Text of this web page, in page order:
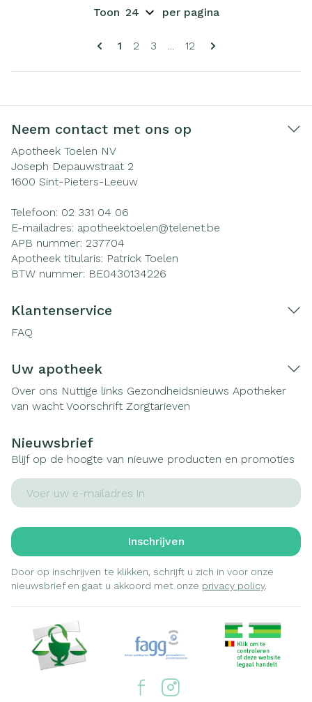
Pagina's
U lees momenteel pagina
1 Pagina
2 Pagina
3 ... Pagina
12
Toon per pagina
Neem contact met ons op
Apotheek Toelen NV
Joseph Depauwstraat 2
1600 Sint-Pieters-Leeuw
Telefoon: 02 331 04 06
E-mailadres: apotheektoelen@telenet.be
APB nummer: 237704
Apotheek titularis: Patrick Toelen
BTW nummer: BE0430134226
Klantenservice
FAQ
Uw apotheek
Over ons Nuttige links Gezondheidsnieuws Apotheker
van wacht Voorschrift Zorgtarieven
Nieuwsbrief
Blijf op de hoogte van nieuwe producten en promoties
E-mail adres
Inschrijven
Door op inschrijven te klikken, schrijft u zich in voor onze
nieuwsbrief en gaat u akkoord met onze privacy policy.